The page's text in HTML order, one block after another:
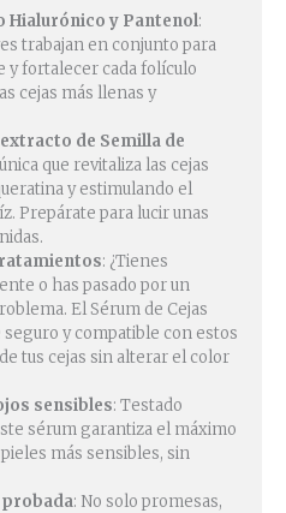
Hialurónico y Pantenol:
trabajan en conjunto para
fortalecer cada folículo
cejas más llenas y
de Semilla de
que revitaliza las cejas
y estimulando el
Prepárate para lucir unas
: ¿Tienes
o has pasado por un
El Sérum de Cejas
y compatible con estos
tus cejas sin alterar el color
sensibles: Testado
sérum garantiza el máximo
más sensibles, sin
: No solo promesas,